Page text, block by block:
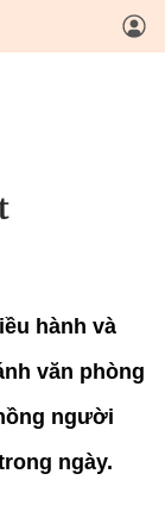
hành và
văn phòng
người
ngày.